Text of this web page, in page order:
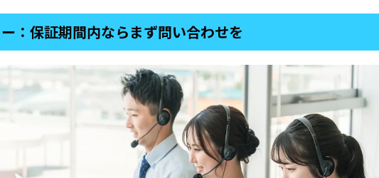
：保証期間内ならまず問い合わせを